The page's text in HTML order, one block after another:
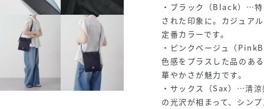
・ブラック（Black）…
された印象に。カジュア
定番カラーです。
・ピンクベージュ（
色感をプラスした品のあ
華やかさが魅力です。
・サックス（Sax）…清
の光沢が相まって、シン